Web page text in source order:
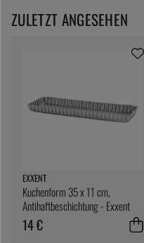
ZULETZT ANGESEHEN
EXXENT
Kuchenform 35 x 11 cm,
Antihaftbeschichtung - Exxent
14 €